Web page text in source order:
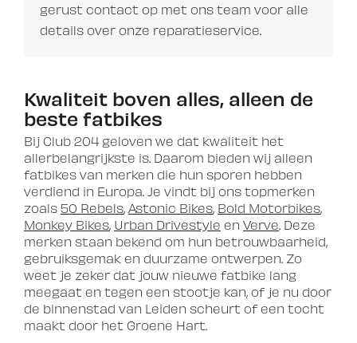
gerust contact op met ons team voor alle
details over onze reparatieservice.
Kwaliteit boven alles, alleen de
beste fatbikes
Bij Club 204 geloven we dat kwaliteit het
allerbelangrijkste is. Daarom bieden wij alleen
fatbikes van merken die hun sporen hebben
verdiend in Europa. Je vindt bij ons topmerken
zoals 50 Rebels Astonic Bikes Bold Motorbikes
Monkey Bikes Urban Drivestyle en Verve . Deze
merken staan bekend om hun betrouwbaarheid,
gebruiksgemak en duurzame ontwerpen. Zo
weet je zeker dat jouw nieuwe fatbike lang
meegaat en tegen een stootje kan, of je nu door
de binnenstad van Leiden scheurt of een tocht
maakt door het Groene Hart.